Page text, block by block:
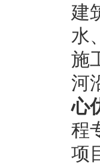
建
水
施
河
心
程
项